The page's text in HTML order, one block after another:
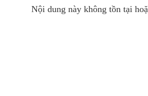
Nội dung này không tồn tại